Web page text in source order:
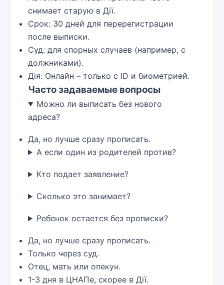
снимает старую в Дії.
Срок: 30 дней для перерегистрации
после выписки.
Суд: для спорных случаев (например, с
должниками).
Дія: Онлайн – только с ID и биометрией.
Часто задаваемые вопросы
Можно ли выписать без нового
адреса?
Да, но лучше сразу прописать.
А если один из родителей против?
Кто подает заявление?
Сколько это занимает?
Ребенок остается без прописки?
Да, но лучше сразу прописать.
Только через суд.
Отец, мать или опекун.
1-3 дня в ЦНАПе, скорее в Дії.